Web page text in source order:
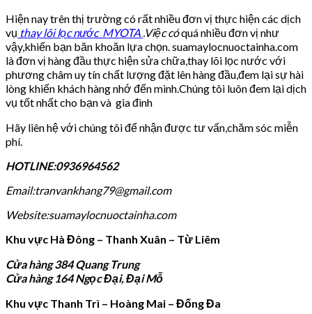
Hiện nay trên thị trường có rất nhiều đơn vị thực hiện các dịch
vụ thay lõi lọc nước MYOTA .Việc cóquá nhiều đơn vị như
vậy,khiến bạn băn khoăn lựa chọn. suamaylocnuoctainha.com
là đơn vị hàng đầu thực hiện sửa chữa,thay lõi lọc nước với
phương châm uy tín chất lượng đặt lên hàng đầu,đem lại sự hài
lòng khiến khách hàng nhớ đến mình.Chúng tôi luôn đem lại dịch
vụ tốt nhất cho bạn và gia đình
Hãy liên hệ với chúng tôi để nhận được tư vấn,chăm sóc miễn
phí.
HOTLINE:0936964562
Email:tranvankhang79@gmail.com
Website:suamaylocnuoctainha.com
Khu vực Hà Đông – Thanh Xuân – Từ Liêm
Cửa hàng 384 Quang Trung
Cửa hàng 164 Ngọc Đại, Đại Mỗ
Khu vực Thanh Trì – Hoàng Mai – Đống Đa